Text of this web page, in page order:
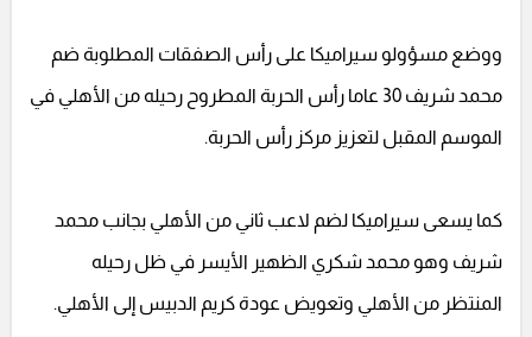
ووضع مسؤولو سيراميكا على رأس الصفقات المطلوبة ضم
محمد شريف 30 عاما رأس الحربة المطروح رحيله من الأهلي في
الموسم المقبل لتعزيز مركز رأس الحربة.
كما يسعى سيراميكا لضم لاعب ثاني من الأهلي بجانب محمد
شريف وهو محمد شكري الظهير الأيسر في ظل رحيله
المنتظر من الأهلي وتعويض عودة كريم الدبيس إلى الأهلي.